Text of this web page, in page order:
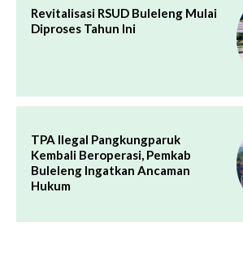
Revitalisasi RSUD Buleleng Mulai
Diproses Tahun Ini
TPA Ilegal Pangkungparuk
Kembali Beroperasi, Pemkab
Buleleng Ingatkan Ancaman
Hukum